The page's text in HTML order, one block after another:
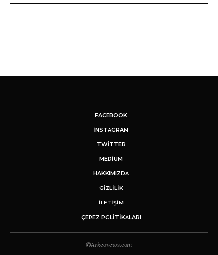
FACEBOOK
INSTAGRAM
TWITTER
MEDIUM
HAKKIMIZDA
GİZLİLİK
İLETIŞIM
ÇEREZ POLITIKALARI
©Arkeonews.com